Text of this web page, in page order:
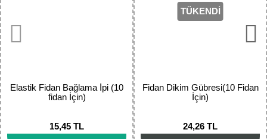
Ürün bilgilerinde hatalar bulunuyor.
Ürün fiyatı diğer sitelerden daha pahalı.
Bu ürüne benzer farklı alternatifler olmalı.
Gönder
Elastik Fidan Bağlama İpi (10
fidan İçin)
15,45 TL
TÜKENDİ
Fidan Dikim Gübresi(10 Fidan
İçin)
24,26 TL